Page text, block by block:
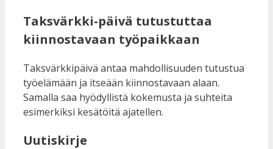
Taksvärkki-päivä tutustuttaa
kiinnostavaan työpaikkaan
Taksvärkkipäivä antaa mahdollisuuden tutustua
työelämään ja itseään kiinnostavaan alaan.
Samalla saa hyödyllistä kokemusta ja suhteita
esimerkiksi kesätöitä ajatellen.
Uutiskirje